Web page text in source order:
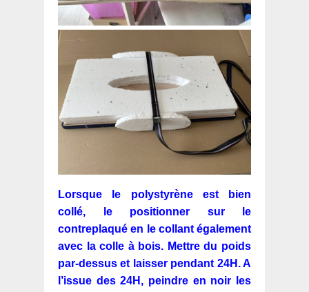
Lorsque le polystyrène est bien
collé, le positionner sur le
contreplaqué en le collant également
avec la colle à bois. Mettre du poids
par-dessus et laisser pendant 24H. A
l’issue des 24H, peindre en noir les